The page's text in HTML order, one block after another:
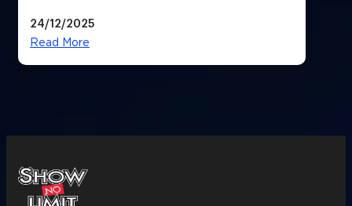
24/12/2025
Read More